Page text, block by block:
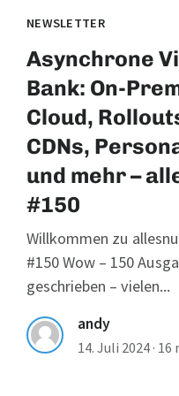
NEWSLETTER
Asynchrone
Bank: On-
Cloud,
CDNs,
und mehr –
#150
Willkommen zu
#150 Wow – 150
geschrieben – vielen...
andy
14. Juli 2024 · 16